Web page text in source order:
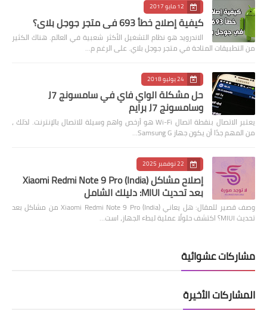
12 مايو 2017
كيفية إصلاح خطأ 693 في متجر جوجل بلاي؟
الاندرويد هو نظام التشغيل الأكثر شعبية في العالم. هناك الكثير
من التطبيقات المتاحة في متجر جوجل بلاي. على الرغم م…
24 يوليو 2018
حل مشكلة الواي فاي في سامسونج J7
وسامسونج J7 برايم
يعتبر الاتصال بنقطة اتصال Wi-Fi هو أرخص واهم وسيلة للاتصال بالإنترنت. لذلك ،
من المهم جدًا أن يكون جهاز Samsung G…
22 نوفمبر 2025
إصلاح مشاكل Xiaomi Redmi Note 9 Pro (India)
بعد تحديث MIUI: دليلك الشامل
وصف قصير للمقال: هل يعاني Xiaomi Redmi Note 9 Pro (India) من مشاكل بعد
تحديث MIUI؟ اكتشف حلولًا عملية لبطء الجهاز، است…
مشاركات عشوائية
المشاركات الأخيرة